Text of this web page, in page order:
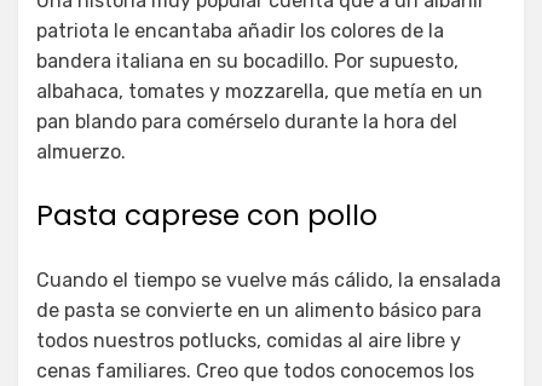
patriota le encantaba añadir los colores de la
bandera italiana en su bocadillo. Por supuesto,
albahaca, tomates y mozzarella, que metía en un
pan blando para comérselo durante la hora del
almuerzo.
Pasta caprese con pollo
Cuando el tiempo se vuelve más cálido, la ensalada
de pasta se convierte en un alimento básico para
todos nuestros potlucks, comidas al aire libre y
cenas familiares. Creo que todos conocemos los